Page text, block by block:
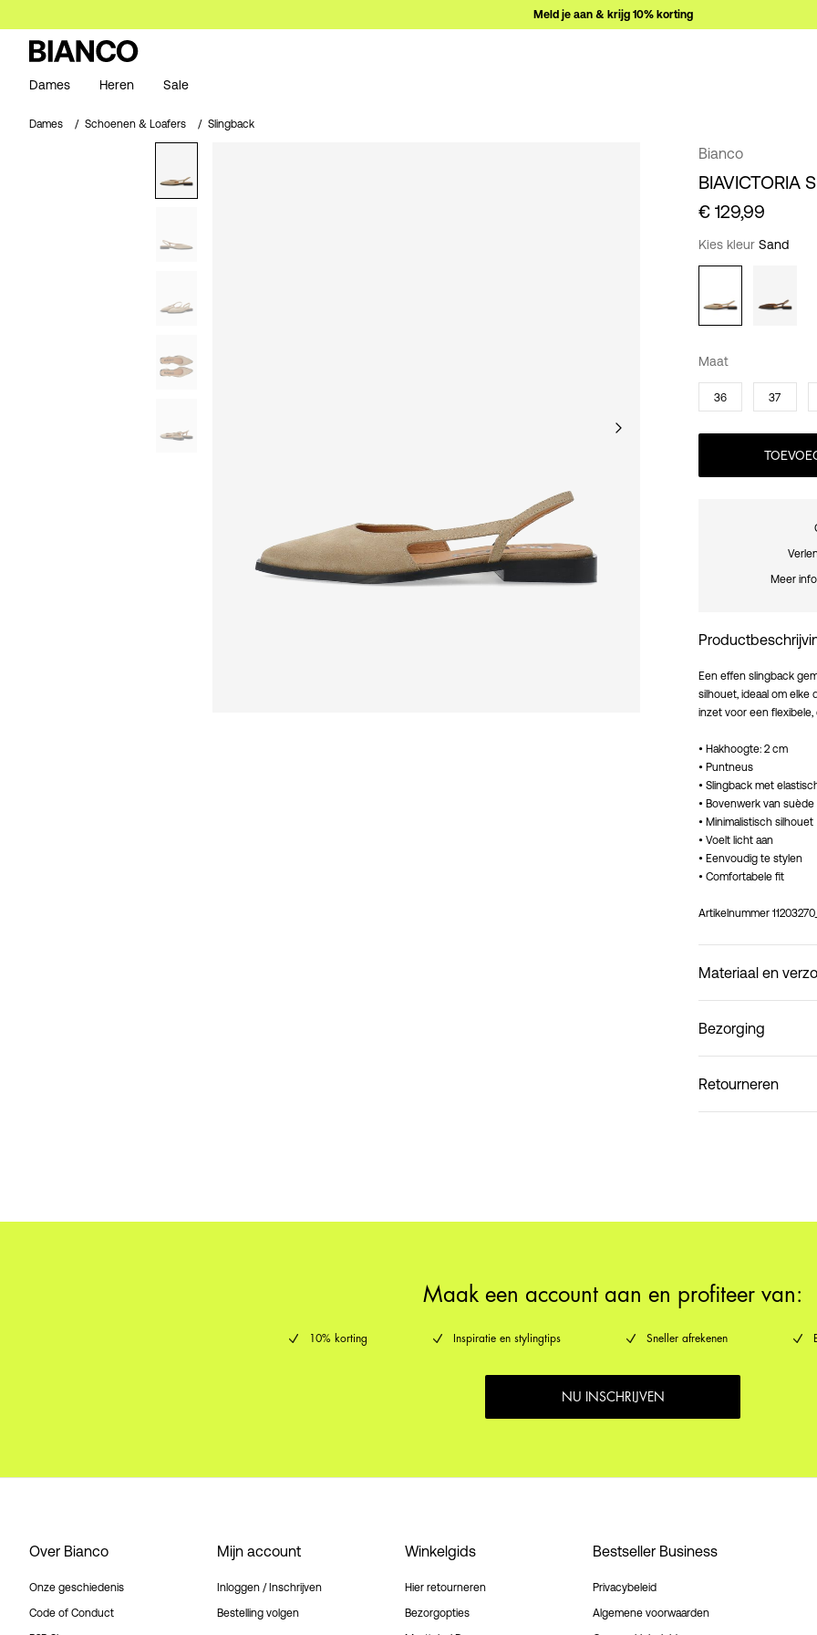
Meld je aan & krijg 10% korting
Dames Heren Sale
Dames Schoenen & Loafers Slingback
Bianco
BIAVICTORIA
€ 129,99
Kies kleur Sand
Maat
36 37
Meer
Een effen slingback
silhouet, ideaal om
inzet voor een
• Hakhoogte: 2 cm
• Puntneus
• Slingback met
• Bovenwerk van suède
• Minimalistisch silhouet
• Voelt licht aan
• Eenvoudig te stylen
• Comfortabele fit
Artikelnummer
Materiaal en
Niet wassen
Bezorging
Retourneren
Maak een account aan en profiteer van:
10% korting Inspiratie en stylingtips Sneller afrekenen
NU INSCHRIJVEN
Over Bianco
Onze geschiedenis
Code of Conduct
Mijn account
Inloggen / Inschrijven
Bestelling volgen
Winkelgids
Hier retourneren
Bezorgopties
Bestseller Business
Privacybeleid
Algemene voorwaarden